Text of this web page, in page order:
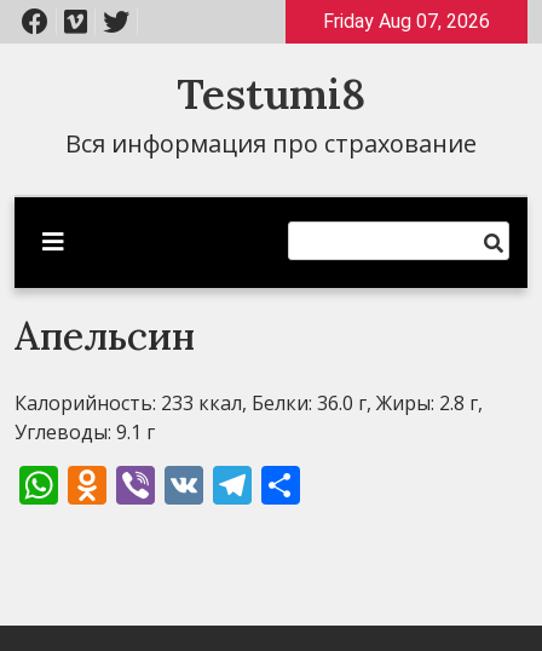
Перейти
к
Friday Aug 07, 2026
Testumi8
Вся информация про страхование
Апельсин
Калорийность: 233 ккал, Белки: 36.0 г, Жиры: 2.8 г,
Углеводы: 9.1 г
WhatsApp
Odnoklassniki
Viber
VK Telegram